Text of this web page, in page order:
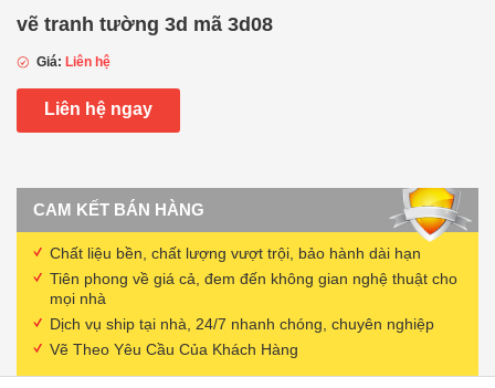
vẽ tranh tường 3d mã 3d08
Giá: Liên hệ
Liên hệ ngay
CAM KẾT BÁN HÀNG
Chất liệu bền, chất lượng vượt trội, bảo hành dài hạn
Tiên phong về giá cả, đem đến không gian nghệ thuật cho
mọi nhà
Dịch vụ ship tại nhà, 24/7 nhanh chóng, chuyên nghiệp
Vẽ Theo Yêu Cầu Của Khách Hàng